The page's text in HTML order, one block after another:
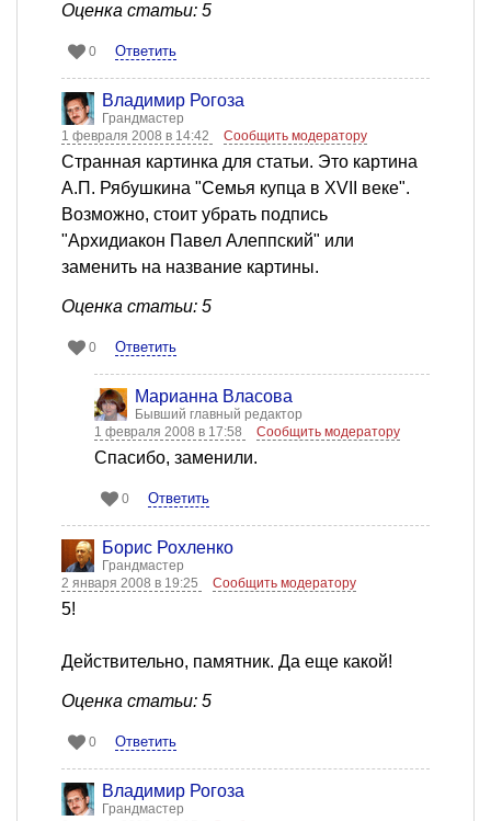
Оценка статьи: 5
0 Ответить
Владимир Рогоза
Грандмастер
1 февраля 2008 в 14:42
Сообщить модератору
Странная картинка для статьи. Это картина
А.П. Рябушкина "Семья купца в XVII веке".
Возможно, стоит убрать подпись
"Архидиакон Павел Алеппский" или
заменить на название картины.
Оценка статьи: 5
0 Ответить
Марианна Власова
Бывший главный редактор
1 февраля 2008 в 17:58
Сообщить модератору
Спасибо, заменили.
0 Ответить
Борис Рохленко
Грандмастер
2 января 2008 в 19:25
Сообщить модератору
5!
Действительно, памятник. Да еще какой!
Оценка статьи: 5
0 Ответить
Владимир Рогоза
Грандмастер